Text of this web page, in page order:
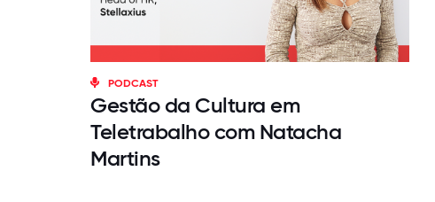
PODCAST
Gestão da Cultura em
Teletrabalho com Natacha
Martins